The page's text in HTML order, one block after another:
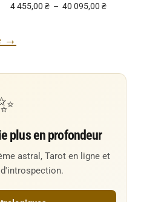
4 455,00 ₴ – 40 095,00 ₴
→
plus en profondeur
astral, Tarot en ligne et